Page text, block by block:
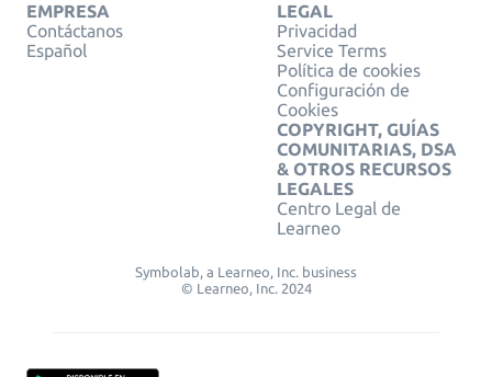
EMPRESA
Contáctanos
Español
LEGAL
Privacidad
Service Terms
Política de cookies
Configuración de
Cookies
COPYRIGHT, GUÍAS
COMUNITARIAS, DSA
& OTROS RECURSOS
LEGALES
Centro Legal de
Learneo
Symbolab, a Learneo, Inc. business
© Learneo, Inc. 2024